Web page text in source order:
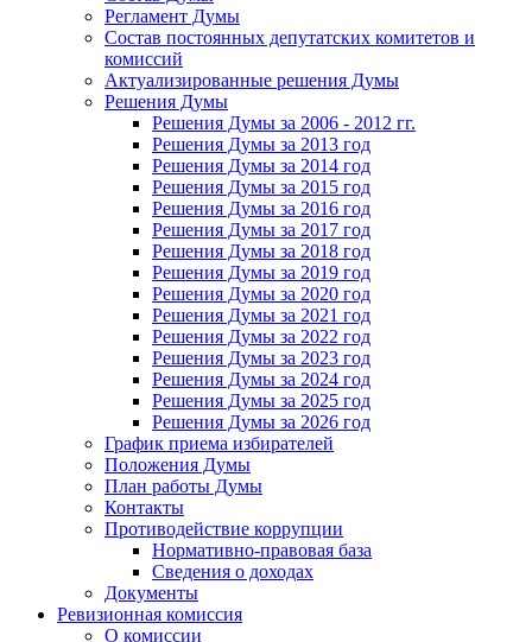
Регламент Думы
Состав постоянных депутатских комитетов и
комиссий
Актуализированные решения Думы
Решения Думы
Решения Думы за 2006 - 2012 гг.
Решения Думы за 2013 год
Решения Думы за 2014 год
Решения Думы за 2015 год
Решения Думы за 2016 год
Решения Думы за 2017 год
Решения Думы за 2018 год
Решения Думы за 2019 год
Решения Думы за 2020 год
Решения Думы за 2021 год
Решения Думы за 2022 год
Решения Думы за 2023 год
Решения Думы за 2024 год
Решения Думы за 2025 год
Решения Думы за 2026 год
График приема избирателей
Положения Думы
План работы Думы
Контакты
Противодействие коррупции
Нормативно-правовая база
Сведения о доходах
Документы
Ревизионная комиссия
О комиссии